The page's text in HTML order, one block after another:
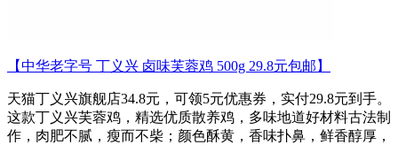
【中华老字号 丁义兴 卤味芙蓉鸡 500g 29.8元包邮】
天猫丁义兴旗舰店34.8元，可领5元优惠券，实付29.8元到手。
这款丁义兴芙蓉鸡，精选优质散养鸡，多味地道好材料古法制
作，肉肥不腻，瘦而不柴；颜色酥黄，香味扑鼻，鲜香醇厚，